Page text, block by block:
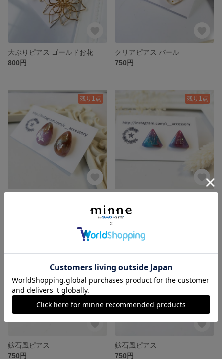
大ぶりピアス ゴールドお花
800円
クリアピアス パール
750円
残り1点 残り1点
750円
鉱石風ピアス
750円
鉱石風ピアス
750円